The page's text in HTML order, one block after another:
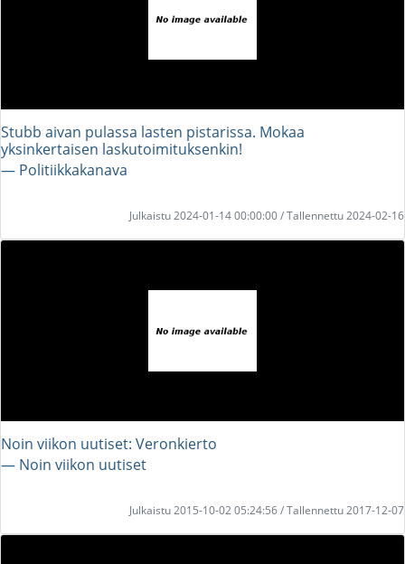
Stubb aivan pulassa lasten pistarissa. Mokaa
yksinkertaisen laskutoimituksenkin!
― Politiikkakanava
Julkaistu 2024-01-14 00:00:00 / Tallennettu 2024-02-16
Noin viikon uutiset: Veronkierto
― Noin viikon uutiset
Julkaistu 2015-10-02 05:24:56 / Tallennettu 2017-12-07